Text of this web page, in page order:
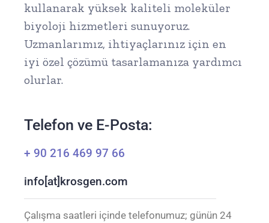
kullanarak yüksek kaliteli moleküler
biyoloji hizmetleri sunuyoruz.
Uzmanlarımız, ihtiyaçlarınız için en
iyi özel çözümü tasarlamanıza yardımcı
olurlar.
Telefon ve E-Posta:
+ 90 216 469 97 66
info[at]krosgen.com
Çalışma saatleri içinde telefonumuz; günün 24